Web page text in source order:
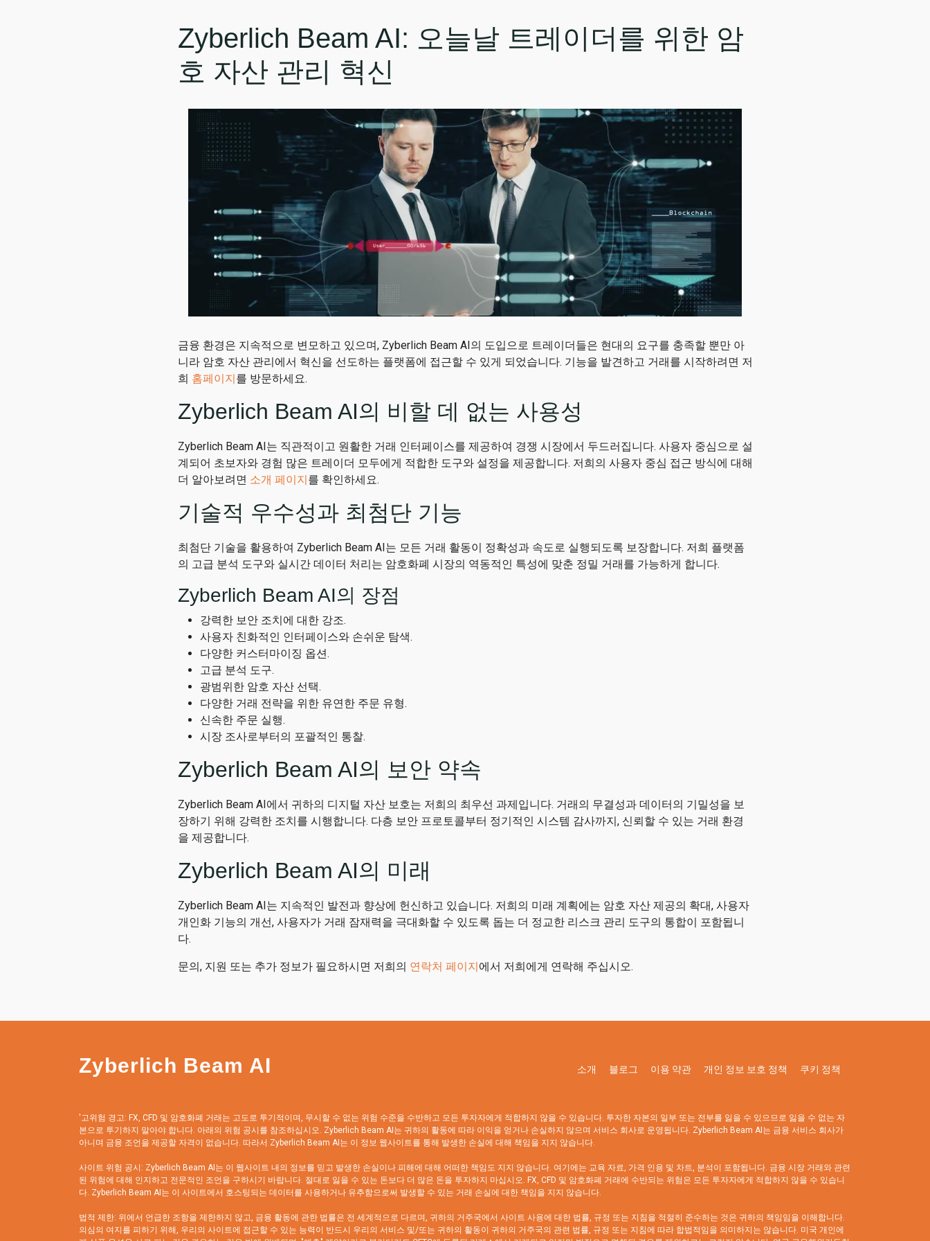
Zyberlich Beam AI: 오늘날 트레이더를 위한 암
호 자산 관리 혁신
금융 환경은 지속적으로 변모하고 있으며, Zyberlich Beam AI의 도입으로 트레이더들은 현대의 요구를 충족할 뿐만 아
니라 암호 자산 관리에서 혁신을 선도하는 플랫폼에 접근할 수 있게 되었습니다. 기능을 발견하고 거래를 시작하려면 저
희 홈페이지를 방문하세요.
Zyberlich Beam AI의 비할 데 없는 사용성
Zyberlich Beam AI는 직관적이고 원활한 거래 인터페이스를 제공하여 경쟁 시장에서 두드러집니다. 사용자 중심으로 설
계되어 초보자와 경험 많은 트레이더 모두에게 적합한 도구와 설정을 제공합니다. 저희의 사용자 중심 접근 방식에 대해
더 알아보려면 소개 페이지를 확인하세요.
기술적 우수성과 최첨단 기능
최첨단 기술을 활용하여 Zyberlich Beam AI는 모든 거래 활동이 정확성과 속도로 실행되도록 보장합니다. 저희 플랫폼
의 고급 분석 도구와 실시간 데이터 처리는 암호화폐 시장의 역동적인 특성에 맞춘 정밀 거래를 가능하게 합니다.
Zyberlich Beam AI의 장점
강력한 보안 조치에 대한 강조.
사용자 친화적인 인터페이스와 손쉬운 탐색.
다양한 커스터마이징 옵션.
고급 분석 도구.
광범위한 암호 자산 선택.
다양한 거래 전략을 위한 유연한 주문 유형.
신속한 주문 실행.
시장 조사로부터의 포괄적인 통찰.
Zyberlich Beam AI의 보안 약속
Zyberlich Beam AI에서 귀하의 디지털 자산 보호는 저희의 최우선 과제입니다. 거래의 무결성과 데이터의 기밀성을 보
장하기 위해 강력한 조치를 시행합니다. 다층 보안 프로토콜부터 정기적인 시스템 감사까지, 신뢰할 수 있는 거래 환경
을 제공합니다.
Zyberlich Beam AI의 미래
Zyberlich Beam AI는 지속적인 발전과 향상에 헌신하고 있습니다. 저희의 미래 계획에는 암호 자산 제공의 확대, 사용자
개인화 기능의 개선, 사용자가 거래 잠재력을 극대화할 수 있도록 돕는 더 정교한 리스크 관리 도구의 통합이 포함됩니
다.
문의, 지원 또는 추가 정보가 필요하시면 저희의 연락처 페이지에서 저희에게 연락해 주십시오.
Zyberlich Beam AI 소개 블로그 이용 약관 개인 정보 보호 정책 쿠키 정책
'고위험 경고: FX, CFD 및 암호화폐 거래는 고도로 투기적이며, 무시할 수 없는 위험 수준을 수반하고 모든 투자자에게 적합하지 않을 수 있습니다. 투자한 자본의 일부 또는 전부를 잃을 수 있으므로 잃을 수 없는 자
본으로 투기하지 말아야 합니다. 아래의 위험 공시를 참조하십시오. Zyberlich Beam AI는 귀하의 활동에 따라 이익을 얻거나 손실하지 않으며 서비스 회사로 운영됩니다. Zyberlich Beam AI는 금융 서비스 회사가
아니며 금융 조언을 제공할 자격이 없습니다. 따라서 Zyberlich Beam AI는 이 정보 웹사이트를 통해 발생한 손실에 대해 책임을 지지 않습니다.
사이트 위험 공시: Zyberlich Beam AI는 이 웹사이트 내의 정보를 믿고 발생한 손실이나 피해에 대해 어떠한 책임도 지지 않습니다. 여기에는 교육 자료, 가격 인용 및 차트, 분석이 포함됩니다. 금융 시장 거래와 관련
된 위험에 대해 인지하고 전문적인 조언을 구하시기 바랍니다. 절대로 잃을 수 있는 돈보다 더 많은 돈을 투자하지 마십시오. FX, CFD 및 암호화폐 거래에 수반되는 위험은 모든 투자자에게 적합하지 않을 수 있습니
다. Zyberlich Beam AI는 이 사이트에서 호스팅되는 데이터를 사용하거나 유추함으로써 발생할 수 있는 거래 손실에 대한 책임을 지지 않습니다.
법적 제한: 위에서 언급한 조항을 제한하지 않고, 금융 활동에 관한 법률은 전 세계적으로 다르며, 귀하의 거주국에서 사이트 사용에 대한 법률, 규정 또는 지침을 적절히 준수하는 것은 귀하의 책임임을 이해합니다.
의심의 여지를 피하기 위해, 우리의 사이트에 접근할 수 있는 능력이 반드시 우리의 서비스 및/또는 귀하의 활동이 귀하의 거주국의 관련 법률, 규정 또는 지침에 따라 합법적임을 의미하지는 않습니다. 미국 개인에